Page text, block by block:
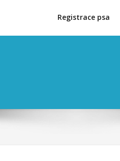
Registrace psa